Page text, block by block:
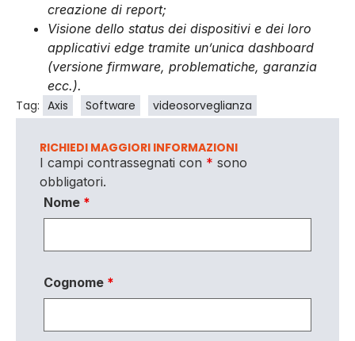
creazione di report;
Visione dello status dei dispositivi e dei loro
applicativi edge tramite un’unica dashboard
(versione firmware, problematiche, garanzia
ecc.).
Tag: Axis Software videosorveglianza
RICHIEDI MAGGIORI INFORMAZIONI
I campi contrassegnati con * sono
obbligatori.
Nome *
Cognome *